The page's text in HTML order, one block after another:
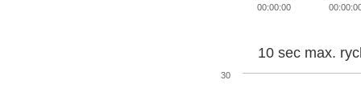
00:00:00
10 sec max.
30